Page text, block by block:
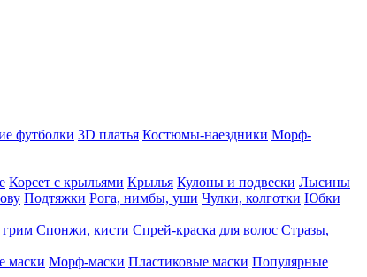
футболки 3D платья Костюмы-наездники Морф-
Корсет с крыльями Крылья Кулоны и подвески Лысины
Подтяжки Рога, нимбы, уши Чулки, колготки Юбки
грим Спонжи, кисти Спрей-краска для волос Стразы,
маски Морф-маски Пластиковые маски Популярные